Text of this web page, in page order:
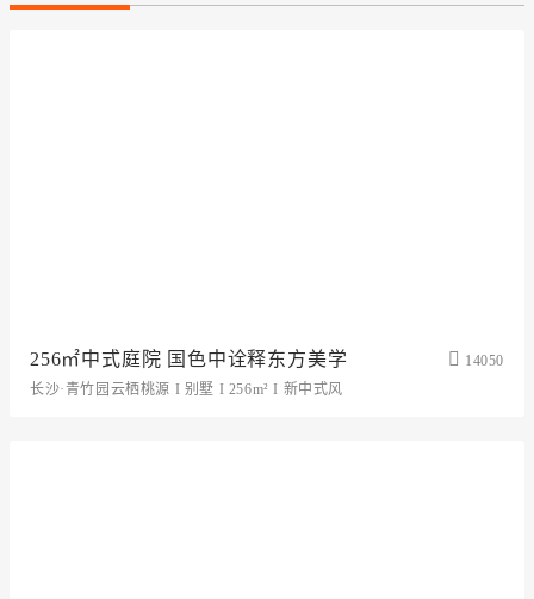
256㎡中式庭院 国色中诠释东方美学
14050
长沙·青竹园云栖桃源 I 别墅 I 256m² I 新中式风